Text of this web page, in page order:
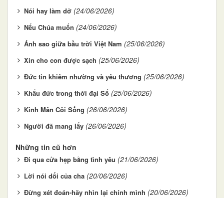
Nói hay làm dở (24/06/2026)
Nếu Chúa muốn (24/06/2026)
Ánh sao giữa bầu trời Việt Nam (25/06/2026)
Xin cho con được sạch (25/06/2026)
Đức tin khiêm nhường và yêu thương (25/06/2026)
Khẩu đức trong thời đại Số (25/06/2026)
Kinh Mân Côi Sống (26/06/2026)
Người đã mang lấy (26/06/2026)
Những tin cũ hơn
Đi qua cửa hẹp bằng tình yêu (21/06/2026)
Lời nói dối của cha (20/06/2026)
Đừng xét đoán-hãy nhìn lại chính mình (20/06/2026)